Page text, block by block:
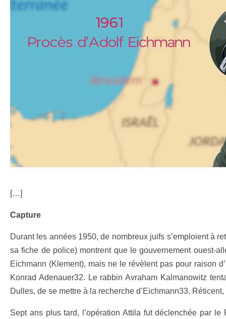
[…]
Capture
Durant les années 1950, de nombreux juifs s’emploient à
sa fiche de police) montrent que le gouvernement ouest-
Eichmann (Klement), mais ne le révèlent pas pour raison
Konrad Adenauer32. Le rabbin Avraham Kalmanowitz
Dulles, de se mettre à la recherche d’Eichmann33.
Sept ans plus tard, l’opération Attila fut déclenchée par